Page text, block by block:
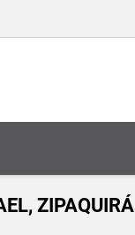
ZIPAQUIRÁ